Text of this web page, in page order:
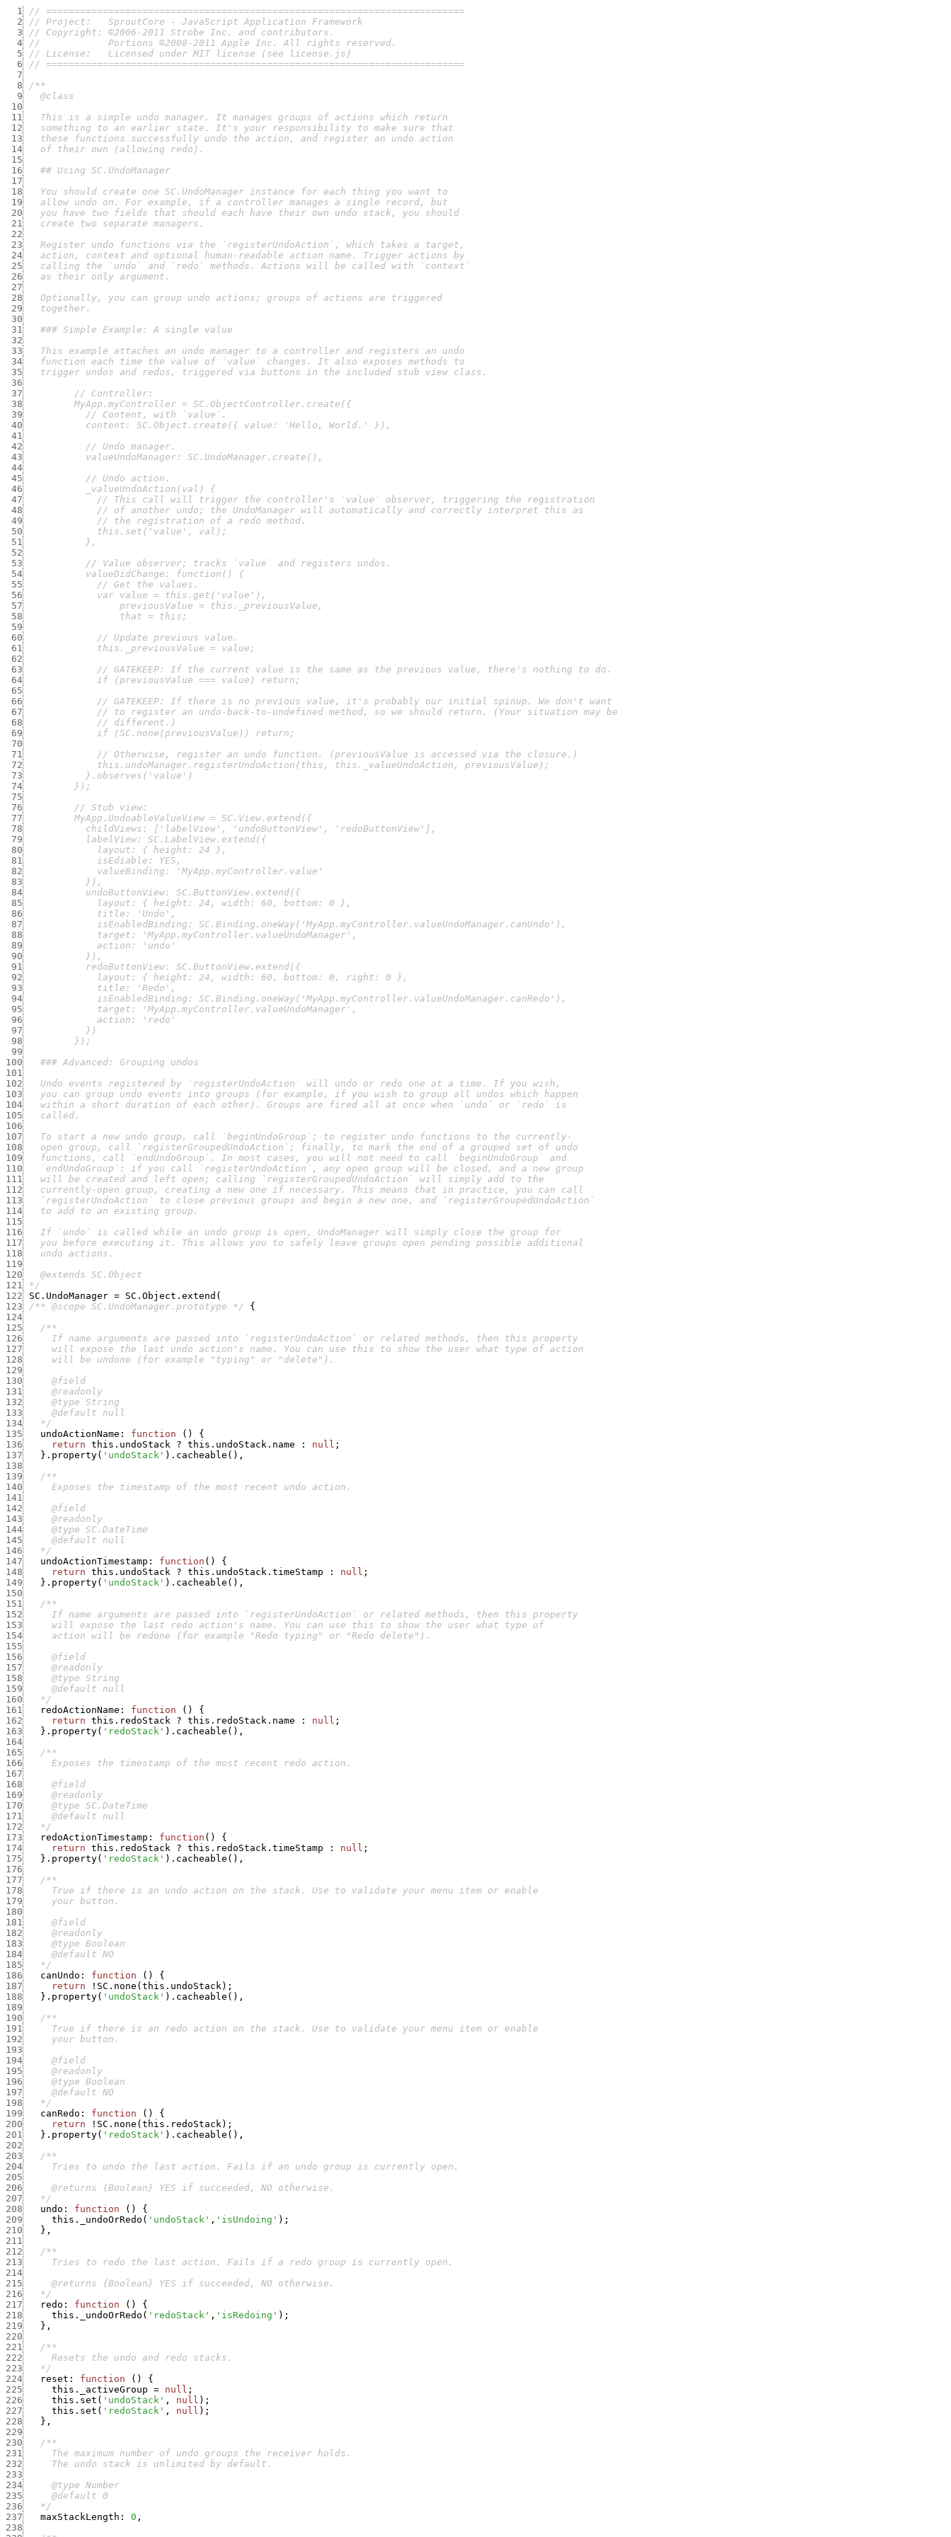
  1
// ==========================================================================
  2
// Project:   SproutCore - JavaScript Application Framework
  3
// Copyright: ©2006-2011 Strobe Inc. and contributors.
  4
//            Portions ©2008-2011 Apple Inc. All rights reserved.
  5
// License:   Licensed under MIT license (see license.js)
  6
// ==========================================================================
  7
  8
  9
10
11
12
13
14
15
16
17
18
19
20
21
22
23
24
25
26
27
28
29
30
31
32
33
34
35
36
37
38
39
40
41
42
43
44
45
46
47
48
49
50
51
52
53
54
55
56
57
58
59
60
61
62
63
64
65
66
67
68
69
70
71
72
73
74
75
76
77
78
79
80
81
82
83
84
85
86
87
88
89
90
91
92
93
94
95
96
97
98
99
100
101
102
103
104
105
106
107
108
109
110
111
112
113
114
115
116
117
118
119
120
121
*/
122
SC.UndoManager = SC.Object.extend (
123
/** @scope SC.UndoManager.prototype */
{
124
125
126
127
128
129
130
131
132
133
134
   */
135
undoActionName : function ( )
{
136
return this.undoStack ? this.undoStack.name : null ;
137
} . property( 'undoStack' ) . cacheable ( ) ,
138
139
140
141
142
143
144
145
146
   */
147
undoActionTimestamp : function ( )
{
148
return this.undoStack ? this.undoStack.timeStamp : null ;
149
} . property( 'undoStack' ) . cacheable ( ) ,
150
151
152
153
154
155
156
157
158
159
160
   */
161
redoActionName : function ( )
{
162
return this.redoStack ? this.redoStack.name : null ;
163
} . property( 'redoStack' ) . cacheable ( ) ,
164
165
166
167
168
169
170
171
172
   */
173
redoActionTimestamp : function ( )
{
174
return this.redoStack ? this.redoStack.timeStamp : null ;
175
} . property( 'redoStack' ) . cacheable ( ) ,
176
177
178
179
180
181
182
183
184
185
   */
186
canUndo : function ( )
{
187
return ! SC.none ( this.undoStack) ;
188
} . property( 'undoStack' ) . cacheable ( ) ,
189
190
191
192
193
194
195
196
197
198
   */
199
canRedo : function ( )
{
200
return ! SC.none ( this.redoStack) ;
201
} . property( 'redoStack' ) . cacheable ( ) ,
202
203
204
205
206
207
   */
208
undo : function ( )
{
209
this._undoOrRedo ( 'undoStack' , 'isUndoing' ) ;
210
} ,
211
212
213
214
215
216
   */
217
redo : function ( )
{
218
this._undoOrRedo ( 'redoStack' , 'isRedoing' ) ;
219
} ,
220
221
222
223
   */
224
reset : function ( )
{
225
this._activeGroup = null ;
226
this.set ( 'undoStack' , null ) ;
227
this.set ( 'redoStack' , null ) ;
228
} ,
229
230
231
232
233
234
235
236
   */
237
maxStackLength : 0 ,
238